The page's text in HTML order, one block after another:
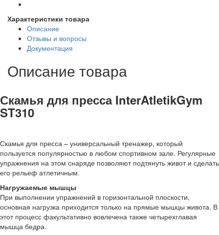
Характеристики товара
Описание
Отзывы и вопросы
Документация
Описание товара
Скамья для пресса InterAtletikGym
ST310
Скамья для пресса – универсальный тренажер, который
пользуется популярностью в любом спортивном зале. Регулярные
упражнения на этом снаряде позволяют подтянуть живот и сделать
его рельеф атлетичным.
Нагружаемые мышцы
При выполнении упражнений в горизонтальной плоскости,
основная нагрузка приходится только на прямые мышцы живота. В
этот процесс факультативно вовлечена также четырехглавая
мышца бедра.